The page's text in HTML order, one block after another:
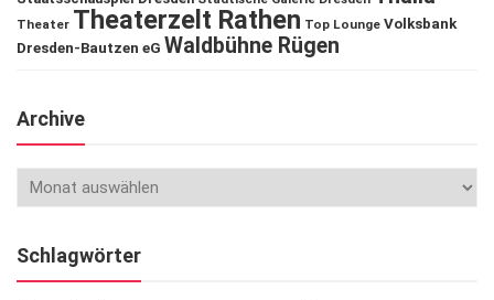
Theater Theaterzelt Rathen Top Lounge Volksbank
Dresden-Bautzen eG Waldbühne Rügen
Archive
Schlagwörter